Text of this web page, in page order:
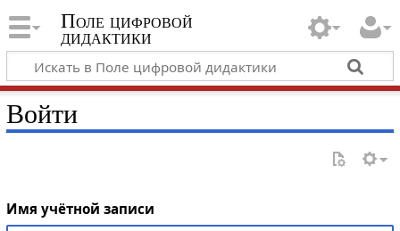
Поле цифровой
дидактики
Войти
Имя учётной записи